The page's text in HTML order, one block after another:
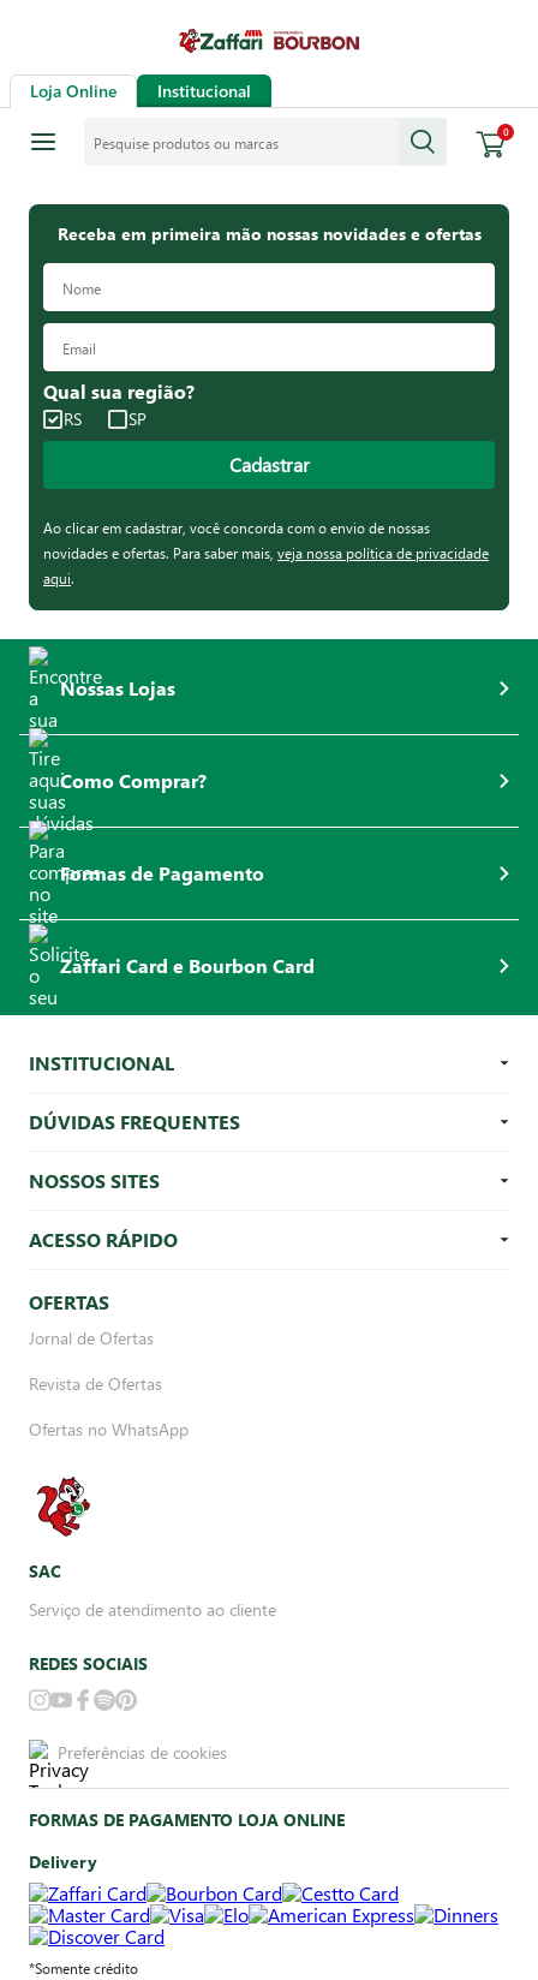
Loja Online Institucional
0
Receba em primeira mão nossas novidades e ofertas
Qual sua região?
RS SP
Cadastrar
Ao clicar em cadastrar, você concorda com o envio de nossas
novidades e ofertas. Para saber mais, veja nossa política de privacidade
aqui.
Nossas Lojas
Como Comprar?
Formas de Pagamento
Zaffari Card e Bourbon Card
INSTITUCIONAL
DÚVIDAS FREQUENTES
NOSSOS SITES
ACESSO RÁPIDO
OFERTAS
Jornal de Ofertas
Revista de Ofertas
Ofertas no WhatsApp
SAC
Serviço de atendimento ao cliente
REDES SOCIAIS
Preferências de cookies
FORMAS DE PAGAMENTO LOJA ONLINE
Delivery
*Somente crédito